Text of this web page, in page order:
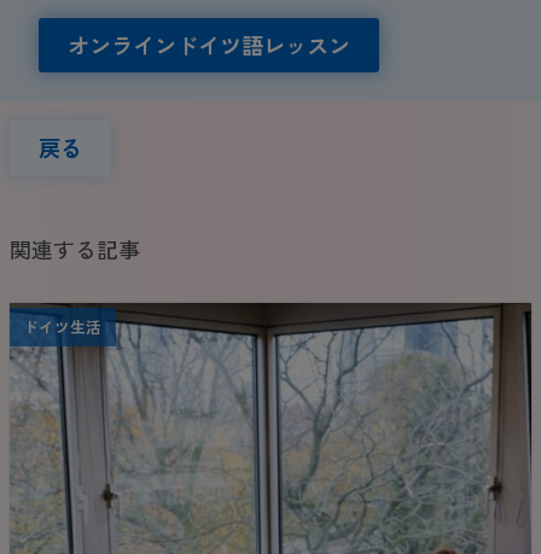
オンラインドイツ語レッスン
戻る
関連する記事
ドイツ生活